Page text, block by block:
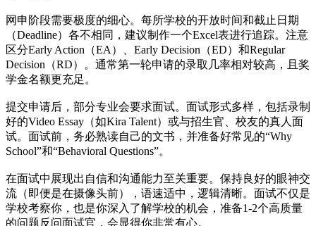
网申阶段需要极度的细心。每所学校的开放时间和截止日期
（Deadline）各不相同，建议制作一个Excel表进行追踪。注意
区分Early Action（EA）、Early Decision（ED）和Regular
Decision（RD）。通常第一轮申请的录取几率相对较高，且奖
学金名额更充足。
提交申请后，部分专业会要求面试。面试形式多样，包括录制
好的Video Essay（如Kira Talent）或与招生官、校友的真人面
试。面试前，务必熟读自己的文书，并准备好常见的“Why
School”和“Behavioral Questions”。
在面试中展现出自信和沟通能力至关重要。保持良好的眼神交
流（即便是在摄像头前），语速适中，逻辑清晰。面试不仅是
学校考察你，也是你深入了解学校的机会，准备1-2个高质量
的问题反问面试官，会显得你非常有心。